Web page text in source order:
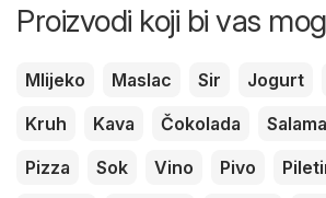
Proizvodi koji bi vas
Mlijeko Maslac Sir Jogurt
Kruh
Kava Čokolada Salama
Pizza
Sok Vino Pivo